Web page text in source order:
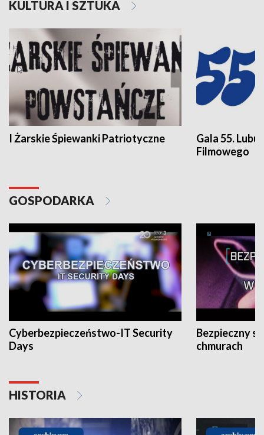
KULTURA I SZTUKA
I Żarskie Śpiewanki Patriotyczne
Gala 55.
Filmowego
GOSPODARKA
Cyberbezpieczeństwo-IT Security
Days
Bezpieczny
chmurach
HISTORIA